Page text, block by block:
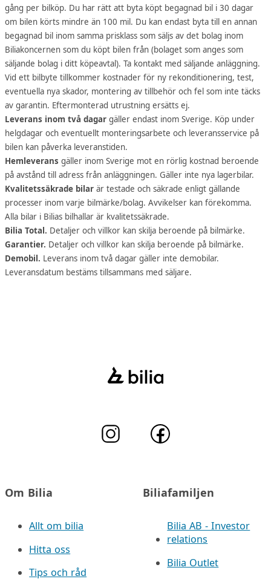
gång per bilköp. Du har rätt att byta köpt begagnad bil i 30 dagar
om bilen körts mindre än 100 mil. Du kan endast byta till en annan
begagnad bil inom samma prisklass som säljs av det bolag inom
Biliakoncernen som du köpt bilen från (bolaget som anges som
säljande bolag i ditt köpeavtal). Ta kontakt med säljande anläggning.
Vid ett bilbyte tillkommer kostnader för ny rekonditionering, test,
eventuella nya skador, montering av tillbehör och fel som inte täcks
av garantin. Eftermonterad utrustning ersätts ej.
Leverans inom två dagar gäller endast inom Sverige. Köp under
helgdagar och eventuellt monteringsarbete och leveransservice på
bilen kan påverka leveranstiden.
Hemleverans gäller inom Sverige mot en rörlig kostnad beroende
på avstånd till adress från anläggningen. Gäller inte nya lagerbilar.
Kvalitetssäkrade bilar är testade och säkrade enligt gällande
processer inom varje bilmärke/bolag. Avvikelser kan förekomma.
Alla bilar i Bilias bilhallar är kvalitetssäkrade.
Bilia Total. Detaljer och villkor kan skilja beroende på bilmärke.
Garantier. Detaljer och villkor kan skilja beroende på bilmärke.
Demobil. Leverans inom två dagar gäller inte demobilar.
Leveransdatum bestäms tillsammans med säljare.
Om Bilia
Allt om bilia
Hitta oss
Tips och råd
Biliafamiljen
Bilia AB - Investor
relations
Bilia Outlet